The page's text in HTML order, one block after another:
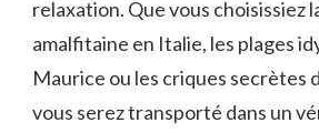
relaxation. Que ‌vous choisissiez
amalfitaine en Italie, les plages
⁣Maurice ou les ⁢criques ⁢secrètes⁣
vous ‍serez transporté dans un